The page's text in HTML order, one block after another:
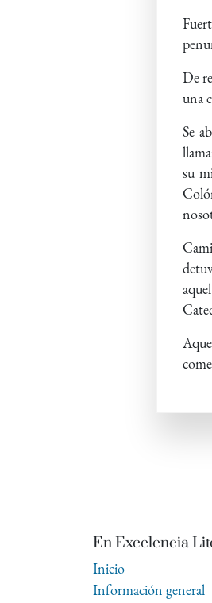
De
una
Se
su
En Excelencia
Inicio
Información general